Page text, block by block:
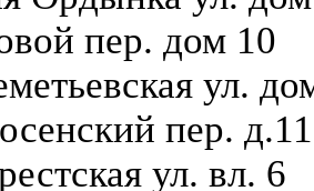
пер. дом 10
ул.
пер. д.11
ул. вл. 6